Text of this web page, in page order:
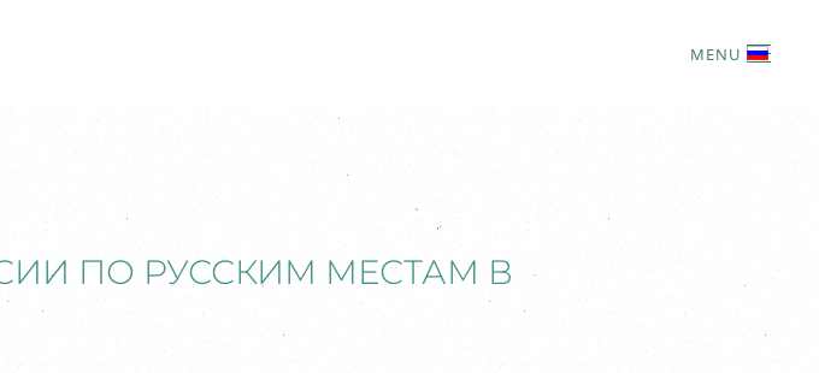
MENU
ПО РУССКИМ МЕСТАМ В